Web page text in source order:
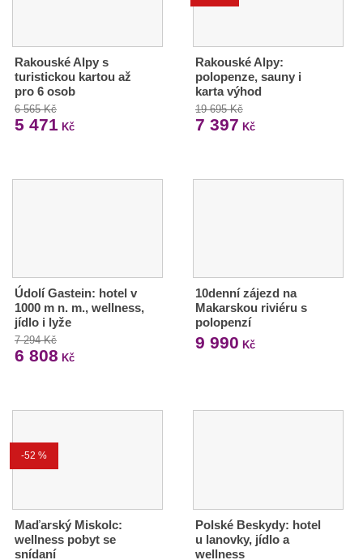
Rakouské Alpy s
turistickou kartou až
pro 6 osob
6 565 Kč
5 471 Kč
Rakouské Alpy:
polopenze, sauny i
karta výhod
19 695 Kč
7 397 Kč
Údolí Gastein: hotel v
1000 m n. m., wellness,
jídlo i lyže
7 294 Kč
6 808 Kč
10denní zájezd na
Makarskou riviéru s
polopenzí
9 990 Kč
-52 %
Maďarský Miskolc:
wellness pobyt se
snídaní
Polské Beskydy: hotel
u lanovky, jídlo a
wellness